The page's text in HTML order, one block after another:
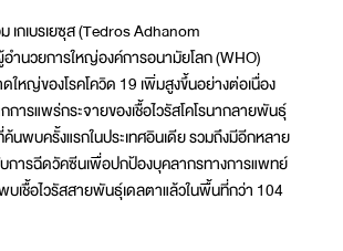
เกเบรเยซุส (Tedros Adhanom
ำนวยการใหญ่องค์การอนามัยโลก (WHO)
ใหญ่ของโรคโควิด 19 เพิ่มสูงขึ้นอย่างต่อเนื่อง
การแพร่กระจายของเชื้อไวรัสโคโรนากลายพันธุ์
นพบครั้งแรกในประเทศอินเดีย รวมถึงมีอีกหลาย
บการฉีดวัคซีนเพื่อปกป้องบุคลากรทางการแพทย์
เชื้อไวรัสสายพันธุ์เดลตาแล้วในพื้นที่กว่า 104